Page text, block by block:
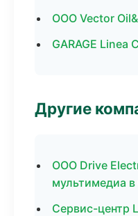
ООО Vector
GARAGE
Другие
ООО Drive
мультимедиа
Сервис-центр